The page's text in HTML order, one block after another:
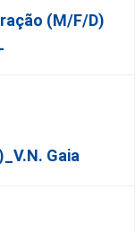
(m/f/d)
Gaia